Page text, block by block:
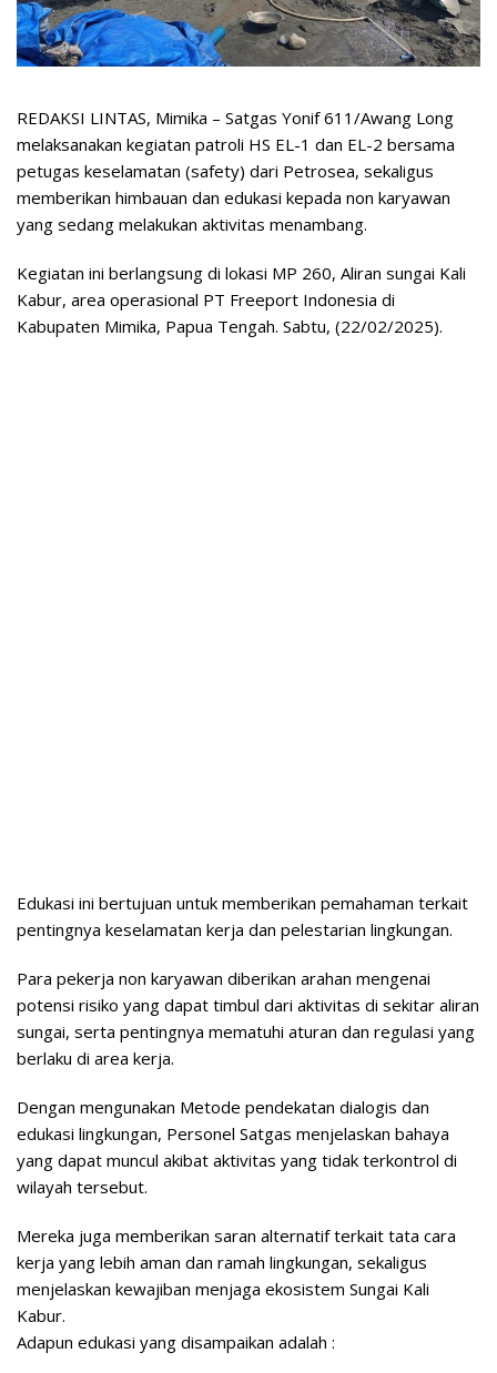
REDAKSI LINTAS, Mimika – Satgas Yonif 611/Awang Long
melaksanakan kegiatan patroli HS EL-1 dan EL-2 bersama
petugas keselamatan (safety) dari Petrosea, sekaligus
memberikan himbauan dan edukasi kepada non karyawan
yang sedang melakukan aktivitas menambang.
Kegiatan ini berlangsung di lokasi MP 260, Aliran sungai Kali
Kabur, area operasional PT Freeport Indonesia di
Kabupaten Mimika, Papua Tengah. Sabtu, (22/02/2025).
Edukasi ini bertujuan untuk memberikan pemahaman terkait
pentingnya keselamatan kerja dan pelestarian lingkungan.
Para pekerja non karyawan diberikan arahan mengenai
potensi risiko yang dapat timbul dari aktivitas di sekitar aliran
sungai, serta pentingnya mematuhi aturan dan regulasi yang
berlaku di area kerja.
Dengan mengunakan Metode pendekatan dialogis dan
edukasi lingkungan, Personel Satgas menjelaskan bahaya
yang dapat muncul akibat aktivitas yang tidak terkontrol di
wilayah tersebut.
Mereka juga memberikan saran alternatif terkait tata cara
kerja yang lebih aman dan ramah lingkungan, sekaligus
menjelaskan kewajiban menjaga ekosistem Sungai Kali
Kabur.
Adapun edukasi yang disampaikan adalah :